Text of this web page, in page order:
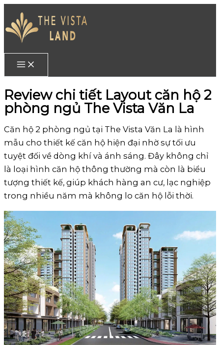
to
content
Review chi tiết Layout căn hộ 2
phòng ngủ The Vista Văn La
Căn hộ 2 phòng ngủ tại The Vista Văn La là hình
mẫu cho thiết kế căn hộ hiện đại nhờ sự tối ưu
tuyệt đối về dòng khí và ánh sáng. Đây không chỉ
là loại hình căn hộ thông thường mà còn là biểu
tượng thiết kế, giúp khách hàng an cư, lạc nghiệp
trong nhiều năm mà không lo căn hộ lỗi thời.